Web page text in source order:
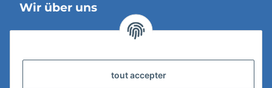
Wir über uns
Versandinformationen
tout accepter